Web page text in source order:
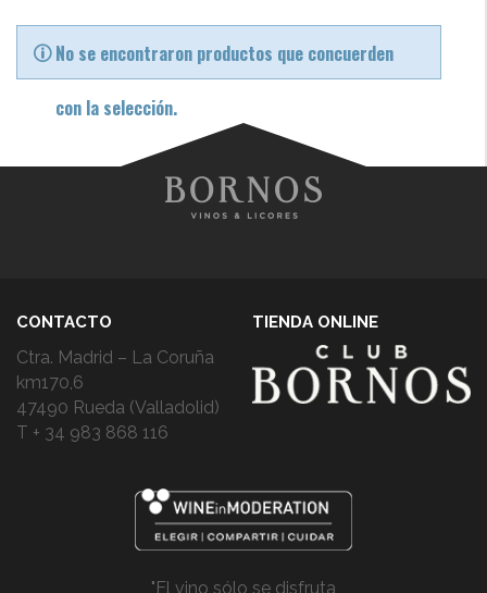
CONTACTO
No se encontraron productos que concuerden
con la selección.
CONTACTO
Ctra. Madrid – La Coruña
km170,6
47490 Rueda (Valladolid)
T + 34 983 868 116
TIENDA ONLINE
"El vino sólo se disfruta